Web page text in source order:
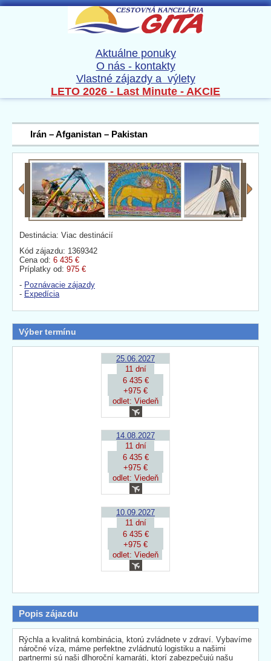
Aktuálne ponuky
O nás - kontakty
Vlastné zájazdy a výlety
LETO 2026 - Last Minute - AKCIE
Irán – Afganistan – Pakistan
Destinácia: Viac destinácií
Kód zájazdu: 1369342
Cena od: 6 435 €
Príplatky od: 975 €
- Poznávacie zájazdy
- Expedícia
Výber termínu
25.06.2027
11 dní
6 435 €
+975 €
odlet: Viedeň
14.08.2027
11 dní
6 435 €
+975 €
odlet: Viedeň
10.09.2027
11 dní
6 435 €
+975 €
odlet: Viedeň
Popis zájazdu
Rýchla a kvalitná kombinácia, ktorú zvládnete v zdraví. Vybavíme
náročné víza, máme perfektne zvládnutú logistiku a našimi
partnermi sú naši dlhoroční kamaráti, ktorí zabezpečujú našu